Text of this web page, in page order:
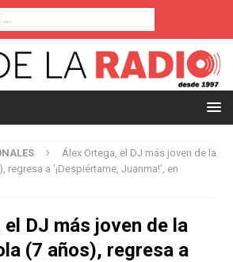
Álex Ortega, el DJ más joven de la
a ‘¡Despiértame, Juanma!’, en
DJ más joven de la
(7 años), regresa a